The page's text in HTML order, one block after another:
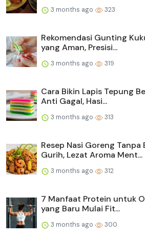
3 months ago 323
Rekomendasi Gunting
yang Aman, Presisi...
3 months ago 319
Cara Bikin Lapis Tepung
Anti Gagal, Hasi...
3 months ago 313
Resep Nasi Goreng Tanpa
Gurih, Lezat Aroma Ment...
3 months ago 312
7 Manfaat Protein untuk
yang Baru Mulai Fit...
3 months ago 300